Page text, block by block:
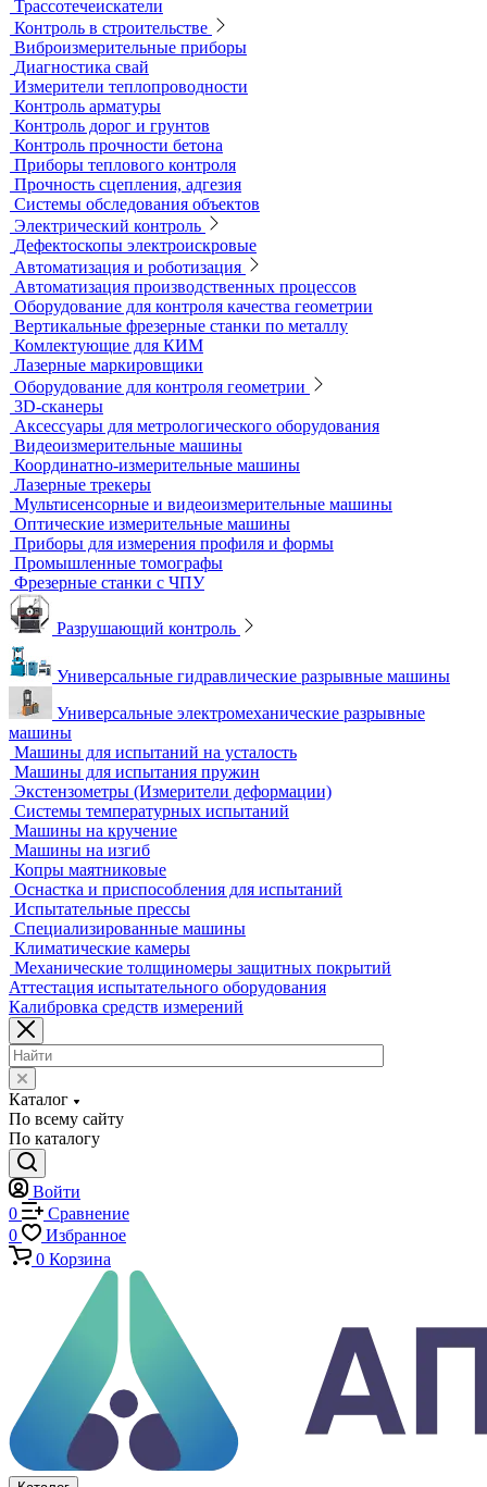
Абразиометры
Блескомеры, колориметры
Контроль герметичности
Вакуумные рамки
Вакуумные установки
Портативные гелиевые течеискатели
Течеискатели акустические
Течеискатели корреляционные
Течеискатели многодатчиковые
Трассотечеискатели
Контроль в строительстве
Виброизмерительные приборы
Диагностика свай
Измерители теплопроводности
Контроль арматуры
Контроль дорог и грунтов
Контроль прочности бетона
Приборы теплового контроля
Прочность сцепления, адгезия
Системы обследования объектов
Электрический контроль
Дефектоскопы электроискровые
Автоматизация и роботизация
Автоматизация производственных процессов
Оборудование для контроля качества геометрии
Вертикальные фрезерные станки по металлу
Комлектующие для КИМ
Лазерные маркировщики
Оборудование для контроля геометрии
3D-сканеры
Аксессуары для метрологического оборудования
Видеоизмерительные машины
Координатно-измерительные машины
Лазерные трекеры
Мультисенсорные и видеоизмерительные машины
Оптические измерительные машины
Приборы для измерения профиля и формы
Промышленные томографы
Фрезерные станки с ЧПУ
Разрушающий контроль
Универсальные гидравлические разрывные машины
Универсальные электромеханические разрывные
машины
Машины для испытаний на усталость
Машины для испытания пружин
Экстензометры (Измерители деформации)
Системы температурных испытаний
Машины на кручение
Машины на изгиб
Копры маятниковые
Оснастка и приспособления для испытаний
Испытательные прессы
Специализированные машины
Климатические камеры
Механические толщиномеры защитных покрытий
Аттестация испытательного оборудования
Калибровка средств измерений
Каталог
По всему сайту
По каталогу
Войти
0
Сравнение
0
Избранное